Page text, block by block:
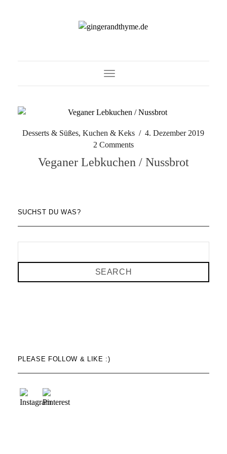
Toggle Navigation
Desserts & Süßes,Kuchen & Keks / 4. Dezember 2019
2 Comments
Veganer Lebkuchen / Nussbrot
SUCHST DU WAS?
SEARCH
PLEASE FOLLOW & LIKE :)